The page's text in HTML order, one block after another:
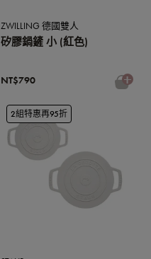
ZWILLING 德國雙人
矽膠鍋鏟 小 (紅色)
NT$790
2組特惠再95折